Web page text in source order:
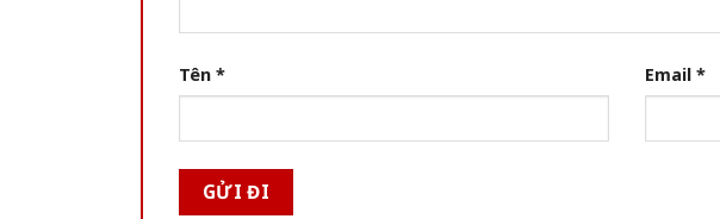
Tên * Email *